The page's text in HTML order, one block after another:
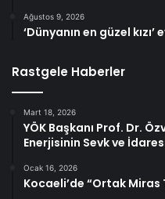
Ağustos 9, 2026
‘Dünyanın en güzel
Rastgele Haberler
Mart 18, 2026
YÖK Başkanı Prof. Dr.
Enerjisinin Sevk ve
Ocak 16, 2026
Kocaeli’de “Ortak